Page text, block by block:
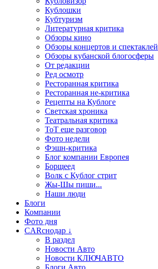
Кублошки
Кубтуризм
Литературная критика
Обзоры кино
Обзоры концертов и спектаклей
Обзоры кубанской блогосферы
От редакции
Ред осмотр
Ресторанная критика
Ресторанная не-критика
Рецепты на Кублоге
Светская хроника
Театральная критика
ТоТ еще разговор
Фото недели
Фэшн-критика
Блог компании Европея
Борщеед
Волк с Кублог стрит
Жы-Шы пиши...
Наши люди
Блоги
Компании
Фото дня
CARснодар ↓
В раздел
Новости Авто
Новости КЛЮЧАВТО
Блоги Авто